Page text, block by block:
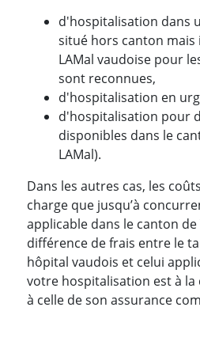
d'hospitalisation dans
situé hors canton
LAMal vaudoise pour
sont reconnues,
d'hospitalisation en
d'hospitalisation pour
disponibles dans le
LAMal).
Dans les autres cas, les
charge que jusqu’à
applicable dans le canton
différence de frais entre le
hôpital vaudois et celui
votre hospitalisation est à
à celle de son assurance